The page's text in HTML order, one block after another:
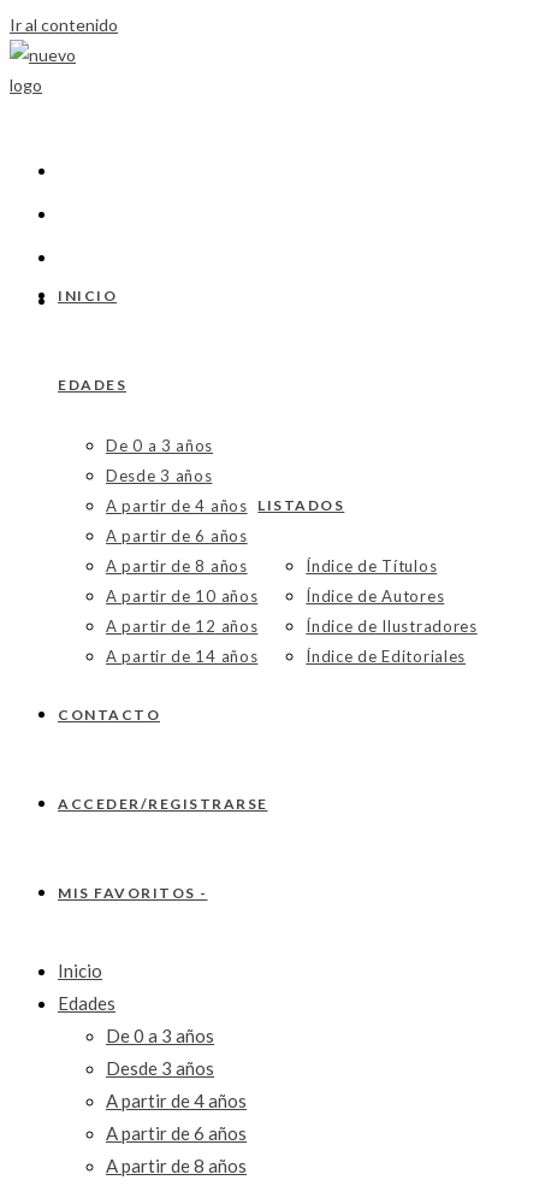
Ir al contenido
INICIO
EDADES
De 0 a 3 años
Desde 3 años
A partir de 4 años
A partir de 6 años
A partir de 8 años
A partir de 10 años
A partir de 12 años
A partir de 14 años
LISTADOS
Índice de Títulos
Índice de Autores
Índice de Ilustradores
Índice de Editoriales
CONTACTO
ACCEDER/REGISTRARSE
MIS FAVORITOS -
Inicio
Edades
De 0 a 3 años
Desde 3 años
A partir de 4 años
A partir de 6 años
A partir de 8 años